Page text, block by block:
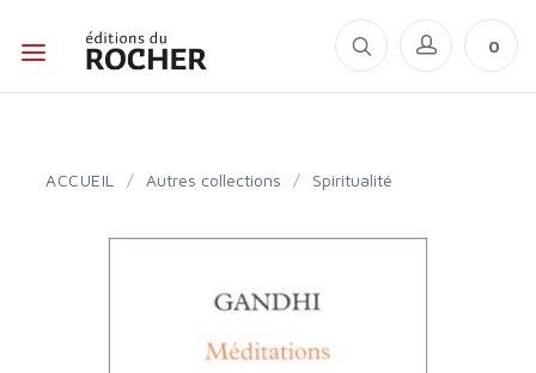
0
ACCUEIL / Autres collections / Spiritualité